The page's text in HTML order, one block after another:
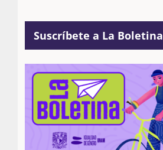
Suscríbete a La Boletina